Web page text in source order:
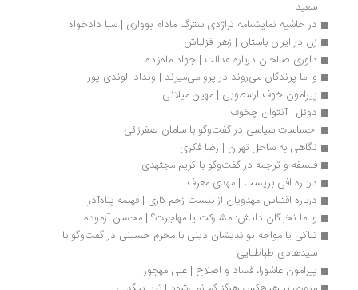
در حاشیه نمایشنامه تراژدی سترگ مادام بوواری | سبا دادخواه
زن در ایران باستان | زهرا قزلباش
داوری صالحان درباره عدالت | جواد ماه‌زاده
و اما پرندگان می‌روند در پرو می‌میرند | ونداد الوندی پور
پیرامون خوف ارسطویی | مهین میلانی
دوئل | آنتوان چخوف
احساسات سیاسی در گفت‌وگو با سامان صفرزائی
نگاهی به ساحل تهران | رضا فکری
فلسفه و ترجمه در گفت‌وگو با کریم مجتهدی
درباره افی بریست | مهدی معرف
درباره اقتباس مهدویان از بیست زخم کاری | فهیمه پناه‌آذر
و اما نخبگان دانش: مشارکت یا مهاجرت؟ | محسن آزموده
تباکی یا مواجه نواندیشان دینی با محرم حسینی در گفت‌وگو با
سیدهادی طباطبایی
پیرامون عاشورا، فساد و اصلاح | علی مهجور